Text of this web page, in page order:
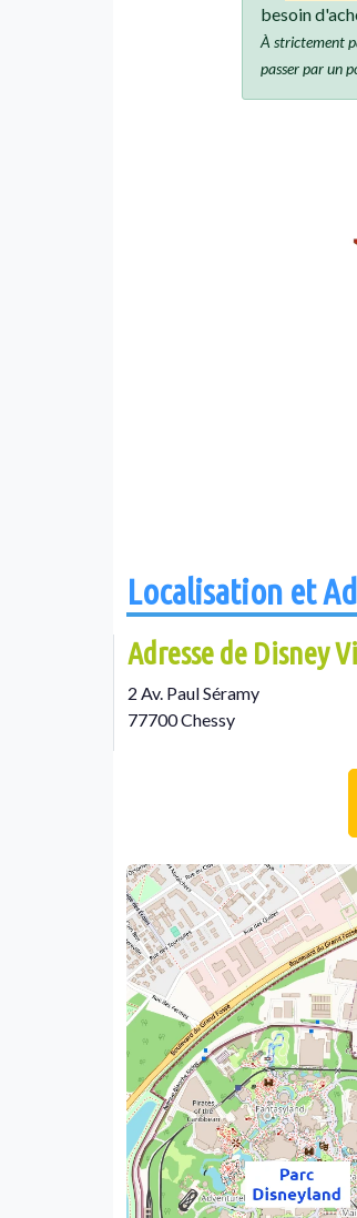
besoin d'
À strictement
passer par un
Localisation et
Adresse de Disney
2 Av. Paul Séramy
77700 Chessy